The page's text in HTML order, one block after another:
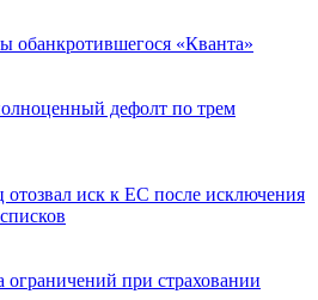
обанкротившегося «Кванта»
дефолт по трем
отозвал иск к ЕС после исключения
ограничений при страховании